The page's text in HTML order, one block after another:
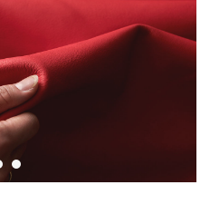
会員登録
の中身